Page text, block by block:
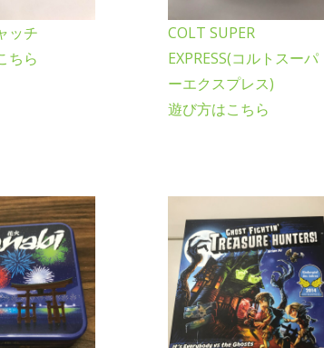
ッチ
ちら
COLT SUPER
EXPRESS(コルトスーパ
ーエクスプレス)
遊び方はこちら